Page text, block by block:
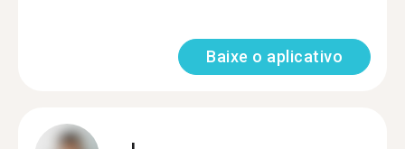
Baixe o aplicativo